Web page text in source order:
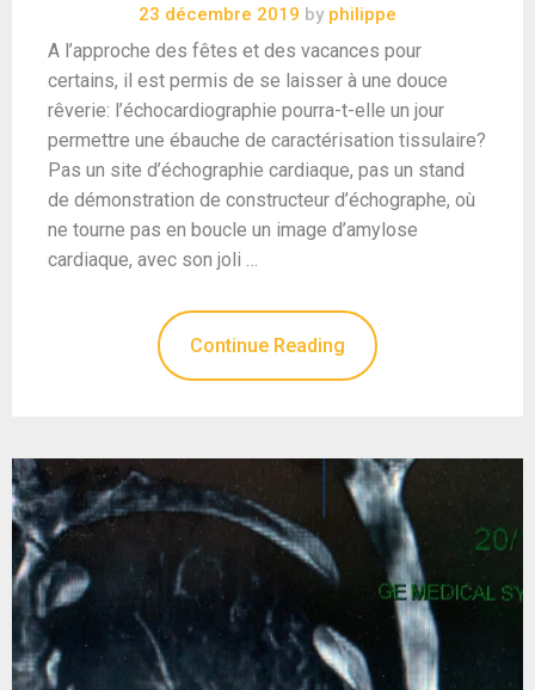
23 décembre 2019 by philippe
A l’approche des fêtes et des vacances pour
certains, il est permis de se laisser à une douce
rêverie: l’échocardiographie pourra-t-elle un jour
permettre une ébauche de caractérisation tissulaire?
Pas un site d’échographie cardiaque, pas un stand
de démonstration de constructeur d’échographe, où
ne tourne pas en boucle un image d’amylose
cardiaque, avec son joli …
Continue Reading